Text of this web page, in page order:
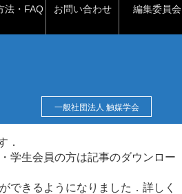
法・FAQ お問い合わせ 編集委員会
一般社団法人 触媒学会
．
学生会員の方は記事のダウンロー
できるようになりました．詳しく